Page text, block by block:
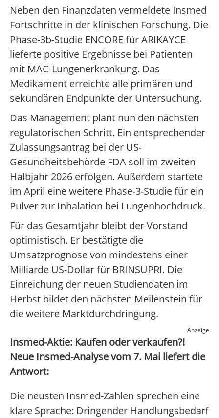
Neben den Finanzdaten vermeldete Insmed
Fortschritte in der klinischen Forschung. Die
Phase-3b-Studie ENCORE für ARIKAYCE
lieferte positive Ergebnisse bei Patienten
mit MAC-Lungenerkrankung. Das
Medikament erreichte alle primären und
sekundären Endpunkte der Untersuchung.
Das Management plant nun den nächsten
regulatorischen Schritt. Ein entsprechender
Zulassungsantrag bei der US-
Gesundheitsbehörde FDA soll im zweiten
Halbjahr 2026 erfolgen. Außerdem startete
im April eine weitere Phase-3-Studie für ein
Pulver zur Inhalation bei Lungenhochdruck.
Für das Gesamtjahr bleibt der Vorstand
optimistisch. Er bestätigte die
Umsatzprognose von mindestens einer
Milliarde US-Dollar für BRINSUPRI. Die
Einreichung der neuen Studiendaten im
Herbst bildet den nächsten Meilenstein für
die weitere Marktdurchdringung.
Anzeige
Insmed-Aktie: Kaufen oder verkaufen?!
Neue Insmed-Analyse vom 7. Mai liefert die
Antwort:
Die neusten Insmed-Zahlen sprechen eine
klare Sprache: Dringender Handlungsbedarf